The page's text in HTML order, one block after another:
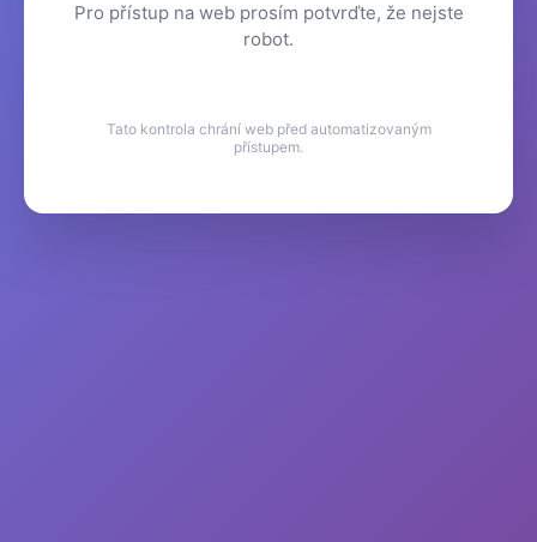
Pro přístup na web prosím potvrďte, že nejste
robot.
Tato kontrola chrání web před automatizovaným
přístupem.